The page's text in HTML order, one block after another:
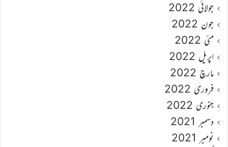
جولائی 2022
جون 2022
مئی 2022
اپریل 2022
مارچ 2022
فروری 2022
جنوری 2022
دسمبر 2021
نومبر 2021